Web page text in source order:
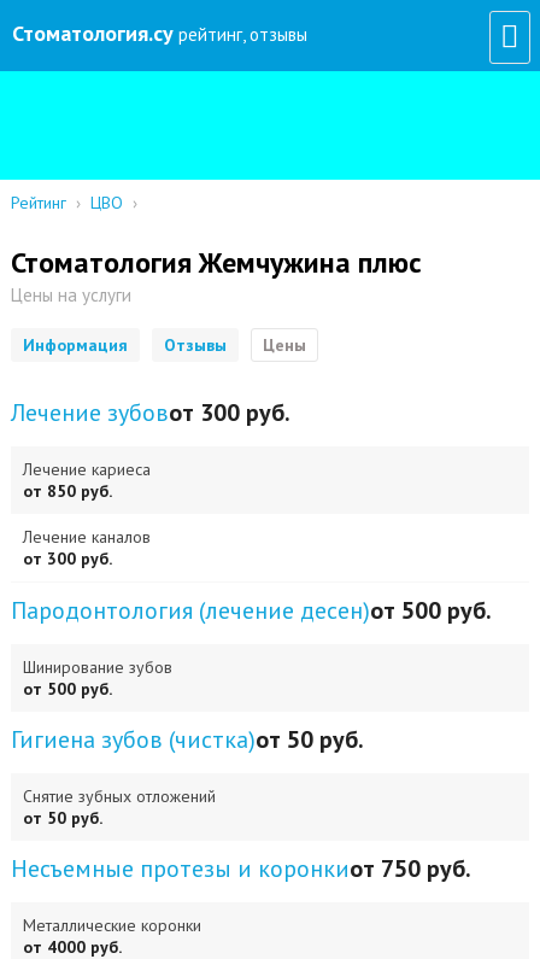
Стоматология.су рейтинг, отзывы
Рейтинг › ЦВО ›
Стоматология Жемчужина плюс
Цены на услуги
Информация Отзывы Цены
Лечение зубовот 300 руб.
Лечение кариеса
от 850 руб.
Лечение каналов
от 300 руб.
Пародонтология (лечение десен)от 500 руб.
Шинирование зубов
от 500 руб.
Гигиена зубов (чистка)от 50 руб.
Снятие зубных отложений
от 50 руб.
Несъемные протезы и коронкиот 750 руб.
Металлические коронки
от 4000 руб.